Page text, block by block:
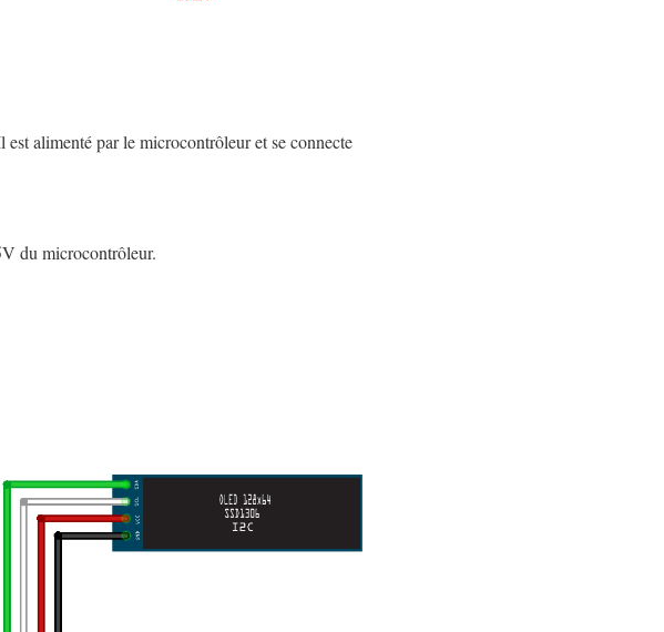
alimenté par le microcontrôleur et se connecte
du microcontrôleur.